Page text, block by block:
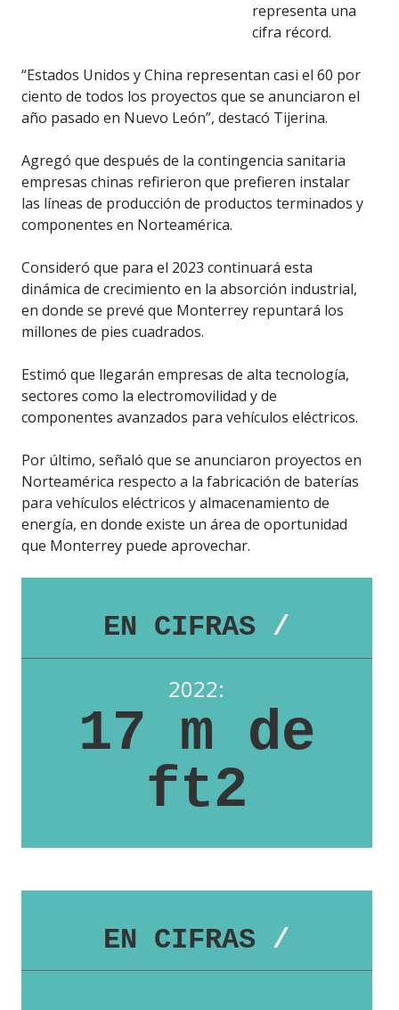
representa una
cifra récord.
“Estados Unidos y China representan casi el 60 por
ciento de todos los proyectos que se anunciaron el
año pasado en Nuevo León”, destacó Tijerina.
Agregó que después de la contingencia sanitaria
empresas chinas refirieron que prefieren instalar
las líneas de producción de productos terminados y
componentes en Norteamérica.
Consideró que para el 2023 continuará esta
dinámica de crecimiento en la absorción industrial,
en donde se prevé que Monterrey repuntará los
millones de pies cuadrados.
Estimó que llegarán empresas de alta tecnología,
sectores como la electromovilidad y de
componentes avanzados para vehículos eléctricos.
Por último, señaló que se anunciaron proyectos en
Norteamérica respecto a la fabricación de baterías
para vehículos eléctricos y almacenamiento de
energía, en donde existe un área de oportunidad
que Monterrey puede aprovechar.
EN CIFRAS /
2022:
17 m de
ft2
EN CIFRAS /